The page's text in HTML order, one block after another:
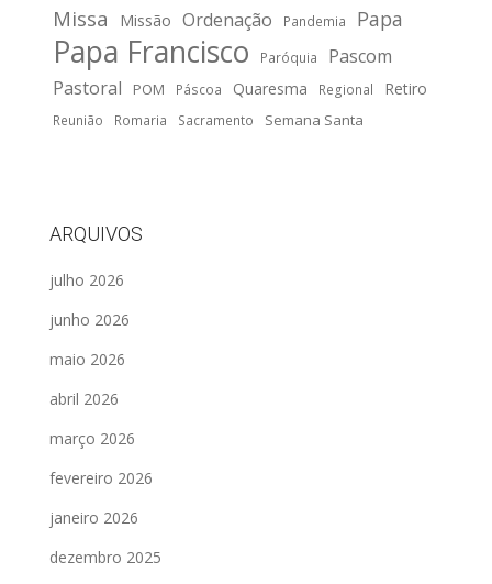
Missa Missão Ordenação Pandemia Papa
Papa Francisco Paróquia
Pascom
Pastoral
POM Páscoa Quaresma Regional Retiro
Reunião Romaria Sacramento Semana Santa
ARQUIVOS
julho 2026
junho 2026
maio 2026
abril 2026
março 2026
fevereiro 2026
janeiro 2026
dezembro 2025